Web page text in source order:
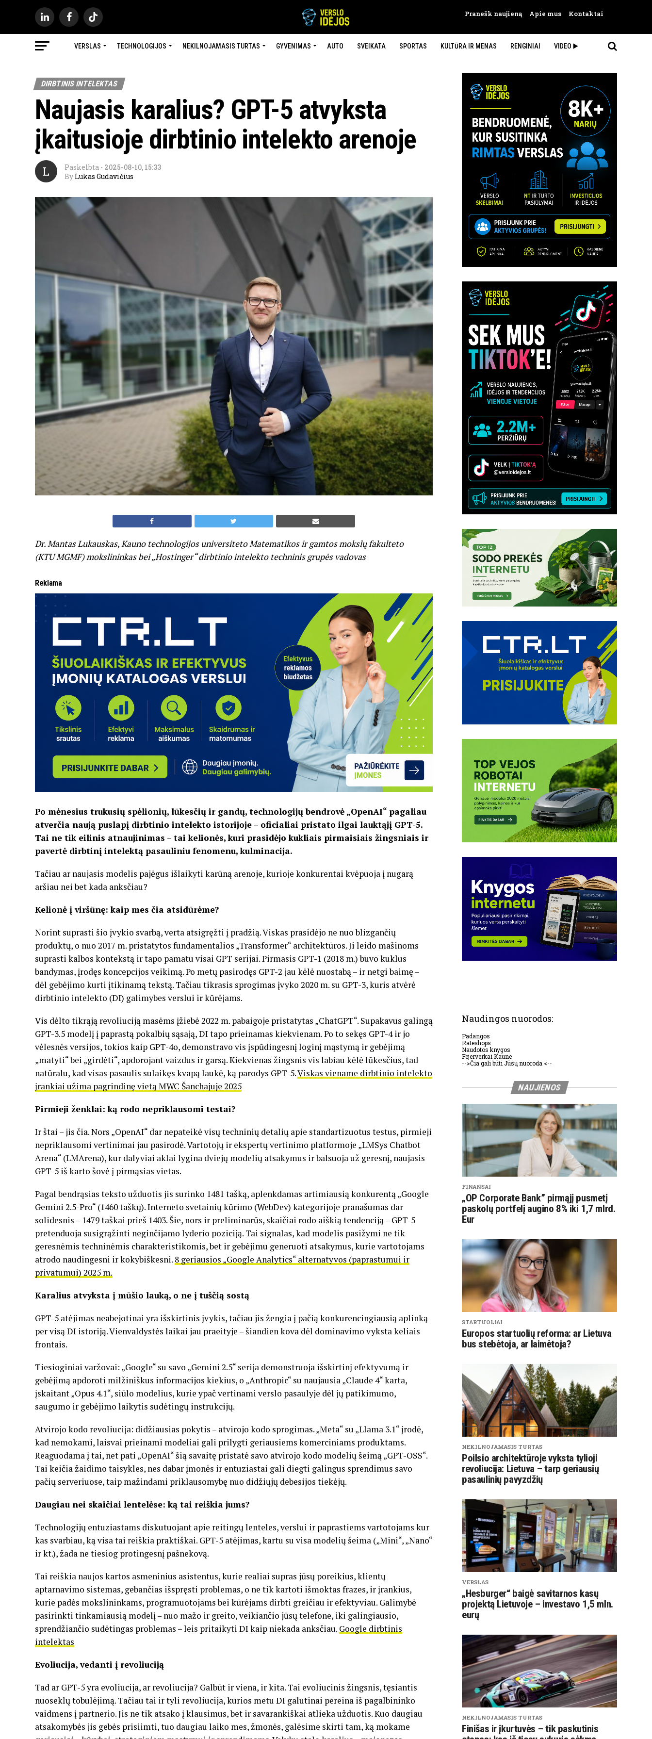
Pranešk naujieną Apie mus Kontaktai
VERSLAS TECHNOLOGIJOS NEKILNOJAMASIS TURTAS GYVENIMAS AUTO SVEIKATA SPORTAS KULTŪRA IR MENAS RENGINIAI VIDEO ▶️
DIRBTINIS INTELEKTAS
Naujasis karalius? GPT-5 atvyksta
įkaitusioje dirbtinio intelekto arenoje
L Paskelbta - 2025-08-10, 15:33
By Lukas Gudavičius
Dr. Mantas Lukauskas, Kauno technologijos universiteto Matematikos ir gamtos mokslų fakulteto
(KTU MGMF) mokslininkas bei „Hostinger“ dirbtinio intelekto techninis grupės vadovas
Reklama
Po mėnesius trukusių spėlionių, lūkesčių ir gandų, technologijų bendrovė „OpenAI“ pagaliau
atverčia naują puslapį dirbtinio intelekto istorijoje – oficialiai pristato ilgai lauktąjį GPT-5.
Tai ne tik eilinis atnaujinimas – tai kelionės, kuri prasidėjo kukliais pirmaisiais žingsniais ir
pavertė dirbtinį intelektą pasauliniu fenomenu, kulminacija.
Tačiau ar naujasis modelis pajėgus išlaikyti karūną arenoje, kurioje konkurentai kvėpuoja į nugarą
aršiau nei bet kada anksčiau?
Kelionė į viršūnę: kaip mes čia atsidūrėme?
Norint suprasti šio įvykio svarbą, verta atsigręžti į pradžią. Viskas prasidėjo ne nuo blizgančių
produktų, o nuo 2017 m. pristatytos fundamentalios „Transformer“ architektūros. Ji leido mašinoms
suprasti kalbos kontekstą ir tapo pamatu visai GPT serijai. Pirmasis GPT-1 (2018 m.) buvo kuklus
bandymas, įrodęs koncepcijos veikimą. Po metų pasirodęs GPT-2 jau kėlė nuostabą – ir netgi baimę –
dėl gebėjimo kurti įtikinamą tekstą. Tačiau tikrasis sprogimas įvyko 2020 m. su GPT-3, kuris atvėrė
dirbtinio intelekto (DI) galimybes verslui ir kūrėjams.
Vis dėlto tikrąją revoliuciją masėms įžiebė 2022 m. pabaigoje pristatytas „ChatGPT“. Supakavus galingą
GPT-3.5 modelį į paprastą pokalbių sąsają, DI tapo prieinamas kiekvienam. Po to sekęs GPT-4 ir jo
vėlesnės versijos, tokios kaip GPT-4o, demonstravo vis įspūdingesnį loginį mąstymą ir gebėjimą
„matyti“ bei „girdėti“, apdorojant vaizdus ir garsą. Kiekvienas žingsnis vis labiau kėlė lūkesčius, tad
natūralu, kad visas pasaulis sulaikęs kvapą laukė, ką parodys GPT-5.Viskas viename dirbtinio intelekto
įrankiai užima pagrindinę vietą MWC Šanchajuje 2025
Pirmieji ženklai: ką rodo nepriklausomi testai?
Ir štai – jis čia. Nors „OpenAI“ dar nepateikė visų techninių detalių apie standartizuotus testus, pirmieji
nepriklausomi vertinimai jau pasirodė. Vartotojų ir ekspertų vertinimo platformoje „LMSys Chatbot
Arena“ (LMArena), kur dalyviai aklai lygina dviejų modelių atsakymus ir balsuoja už geresnį, naujasis
GPT-5 iš karto šovė į pirmąsias vietas.
Pagal bendrąsias teksto užduotis jis surinko 1481 tašką, aplenkdamas artimiausią konkurentą „Google
Gemini 2.5-Pro“ (1460 taškų). Interneto svetainių kūrimo (WebDev) kategorijoje pranašumas dar
solidesnis – 1479 taškai prieš 1403. Šie, nors ir preliminarūs, skaičiai rodo aiškią tendenciją – GPT-5
pretenduoja susigrąžinti neginčijamo lyderio poziciją. Tai signalas, kad modelis pasižymi ne tik
geresnėmis techninėmis charakteristikomis, bet ir gebėjimu generuoti atsakymus, kurie vartotojams
atrodo naudingesni ir kokybiškesni. 8 geriausios „Google Analytics“ alternatyvos (paprastumui ir
privatumui) 2025 m.
Karalius atvyksta į mūšio lauką, o ne į tuščią sostą
GPT-5 atėjimas neabejotinai yra išskirtinis įvykis, tačiau jis žengia į pačią konkurencingiausią aplinką
per visą DI istoriją. Vienvaldystės laikai jau praeityje – šiandien kova dėl dominavimo vyksta keliais
frontais.
Tiesioginiai varžovai: „Google“ su savo „Gemini 2.5“ serija demonstruoja išskirtinį efektyvumą ir
gebėjimą apdoroti milžiniškus informacijos kiekius, o „Anthropic“ su naujausia „Claude 4“ karta,
įskaitant „Opus 4.1“, siūlo modelius, kurie ypač vertinami verslo pasaulyje dėl jų patikimumo,
saugumo ir gebėjimo laikytis sudėtingų instrukcijų.
Atvirojo kodo revoliucija: didžiausias pokytis – atvirojo kodo sprogimas. „Meta“ su „Llama 3.1“ įrodė,
kad nemokami, laisvai prieinami modeliai gali prilygti geriausiems komerciniams produktams.
Reaguodama į tai, net pati „OpenAI“ šią savaitę pristatė savo atvirojo kodo modelių šeimą „GPT-OSS“.
Tai keičia žaidimo taisykles, nes dabar įmonės ir entuziastai gali diegti galingus sprendimus savo
pačių serveriuose, taip mažindami priklausomybę nuo didžiųjų debesijos tiekėjų.
Daugiau nei skaičiai lentelėse: ką tai reiškia jums?
Technologijų entuziastams diskutuojant apie reitingų lenteles, verslui ir paprastiems vartotojams kur
kas svarbiau, ką visa tai reiškia praktiškai. GPT-5 atėjimas, kartu su visa modelių šeima („Mini“, „Nano“
ir kt.), žada ne tiesiog protingesnį pašnekovą.
Tai reiškia naujos kartos asmeninius asistentus, kurie realiai supras jūsų poreikius, klientų
aptarnavimo sistemas, gebančias išspręsti problemas, o ne tik kartoti išmoktas frazes, ir įrankius,
kurie padės mokslininkams, programuotojams bei kūrėjams dirbti greičiau ir efektyviau. Galimybė
pasirinkti tinkamiausią modelį – nuo mažo ir greito, veikiančio jūsų telefone, iki galingiausio,
sprendžiančio sudėtingas problemas – leis pritaikyti DI kaip niekada anksčiau. Google dirbtinis
intelektas
Evoliucija, vedanti į revoliuciją
Tad ar GPT-5 yra evoliucija, ar revoliucija? Galbūt ir viena, ir kita. Tai evoliucinis žingsnis, tęsiantis
nuoseklų tobulėjimą. Tačiau tai ir tyli revoliucija, kurios metu DI galutinai pereina iš pagalbininko
vaidmens į partnerio. Jis ne tik atsako į klausimus, bet ir savarankiškai atlieka užduotis. Kuo daugiau
atsakomybės jis gebės prisiimti, tuo daugiau laiko mes, žmonės, galėsime skirti tam, ką mokame
Naudingos nuorodos:
Padangos
Rateshops
Naudotos knygos
Fejerverkai Kaune
-->Čia gali būti Jūsų nuoroda <--
NAUJIENOS
FINANSAI
„OP Corporate Bank” pirmąjį pusmetį
paskolų portfelį augino 8% iki 1,7 mlrd.
Eur
STARTUOLIAI
Europos startuolių reforma: ar Lietuva
bus stebėtoja, ar laimėtoja?
NEKILNOJAMASIS TURTAS
Poilsio architektūroje vyksta tylioji
revoliucija: Lietuva – tarp geriausių
pasaulinių pavyzdžių
VERSLAS
„Hesburger“ baigė savitarnos kasų
projektą Lietuvoje – investavo 1,5 mln.
eurų
NEKILNOJAMASIS TURTAS
Finišas ir įkurtuvės – tik paskutinis